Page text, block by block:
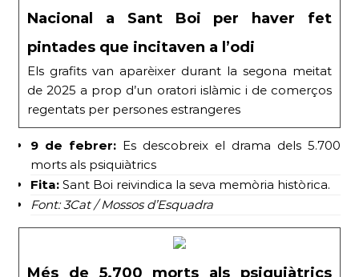
Nacional a Sant Boi per haver fet
pintades que incitaven a l’odi
Els grafits van aparèixer durant la segona meitat
de 2025 a prop d’un oratori islàmic i de comerços
regentats per persones estrangeres
9 de febrer: Es descobreix el drama dels 5.700
morts als psiquiàtrics
Fita: Sant Boi reivindica la seva memòria històrica.
Font: 3Cat / Mossos d’Esquadra
Més de 5.700 morts als psiquiàtrics